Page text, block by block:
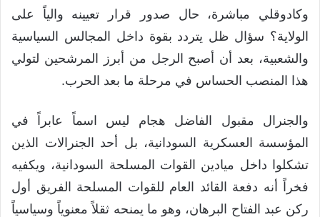
وكادوقلي مباشرة، حال صدور قرار تعيينه والياً على
الولاية؟ سؤال ظل يتردد بقوة داخل المجالس السياسية
والشعبية، بعد أن أصبح الرجل من أبرز المرشحين لتولي
هذا المنصب الحساس في مرحلة ما بعد الحرب.
والجنرال مقبول الفاضل هجام ليس اسماً عابراً في
المؤسسة العسكرية السودانية، بل أحد الجنرالات الذين
تشكلوا داخل ميادين القوات المسلحة السودانية، ويكفيه
فخراً أنه دفعة القائد العام للقوات المسلحة الفريق أول
ركن عبد الفتاح البرهان، وهو ما يمنحه ثقلاً معنوياً وسياسياً